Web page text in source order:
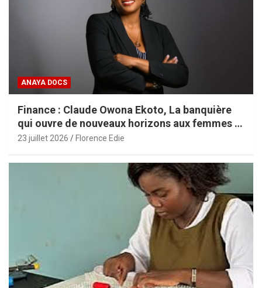
ANAYA DOCS
Finance : Claude Owona Ekoto, La banquière
qui ouvre de nouveaux horizons aux femmes et
aux PME africaines
23 juillet 2026 Florence Edie